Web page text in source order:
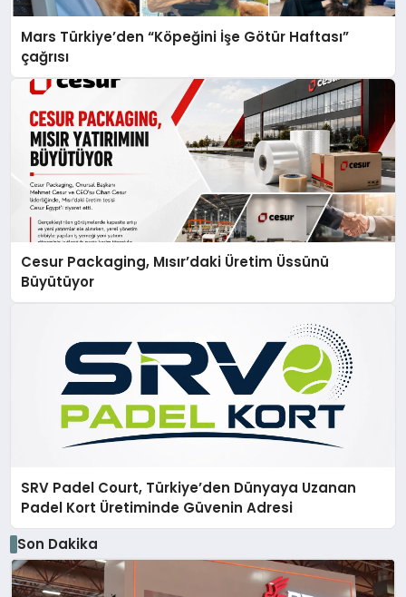
Mars Türkiye’den “Köpeğini İşe Götür Haftası”
çağrısı
Cesur Packaging, Mısır’daki Üretim Üssünü
Büyütüyor
SRV Padel Court, Türkiye’den Dünyaya Uzanan
Padel Kort Üretiminde Güvenin Adresi
Son Dakika